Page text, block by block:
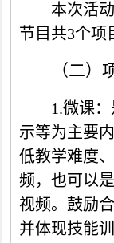
本次活
节目共3个项
（二）
1.微课
示等为主要
低教学难度
频，也可以
视频。鼓励
并体现技能